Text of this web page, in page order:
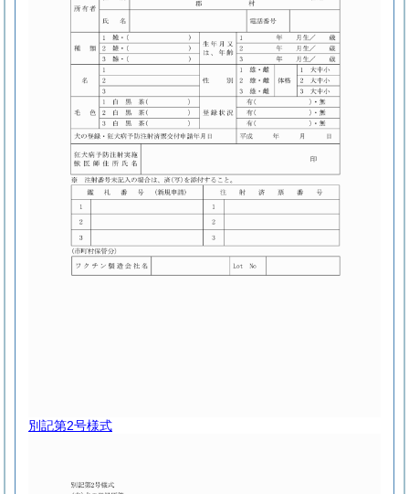
別記第2号様式